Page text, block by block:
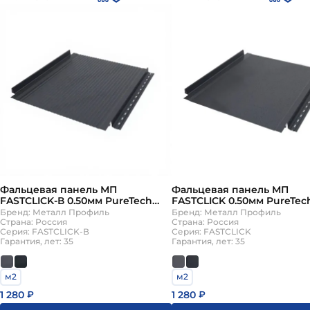
Фальцевая панель МП
FASTCLICK-В 0.50мм PureTech
Mat {длины по спецификации}
Бренд: Металл Профиль
Страна: Россия
Серия: FASTCLICK-В
Гарантия, лет: 35
м2
1 280 ₽
Фальцевая панель МП
FASTCLICK 0.50мм
{длины по спецификации}
Бренд: Металл Профиль
Страна: Россия
Серия: FASTCLICK
Гарантия, лет: 35
м2
1 280 ₽